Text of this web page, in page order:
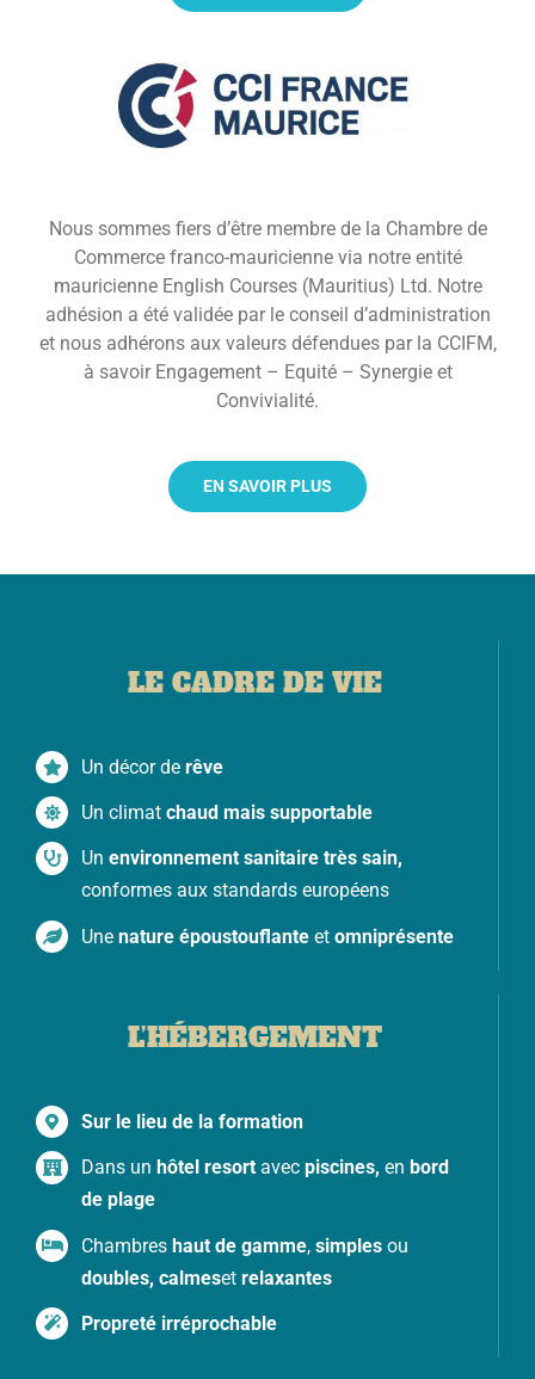
Nous sommes fiers d’être membre de la Chambre de
Commerce franco-mauricienne via notre entité
mauricienne English Courses (Mauritius) Ltd. Notre
adhésion a été validée par le conseil d’administration
et nous adhérons aux valeurs défendues par la CCIFM,
à savoir Engagement – Equité – Synergie et
Convivialité.
EN SAVOIR PLUS
LE CADRE DE VIE
Un décor derêve
Un climatchaud mais supportable
Un environnement sanitaire très sain,
conformes aux standards européens
Unenature époustouflante etomniprésente
L’HÉBERGEMENT
Sur le lieu de la formation
Dans un hôtel resort avec piscines, en bord
de plage
Chambreshaut de gamme,simples ou
doubles, calmesetrelaxantes
Propreté irréprochable